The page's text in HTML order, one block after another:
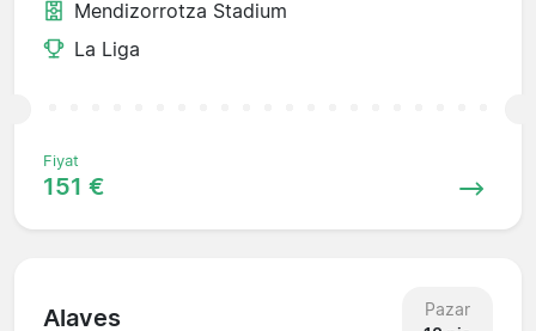
Mendizorrotza Stadium
La Liga
Fiyat
151 €
Alaves
Pazar